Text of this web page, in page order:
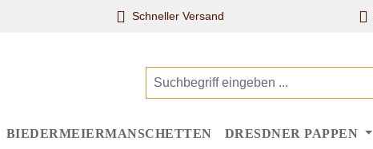
Schneller Versand
BIEDERMEIERMANSCHETTEN DRESDNER PAPPEN